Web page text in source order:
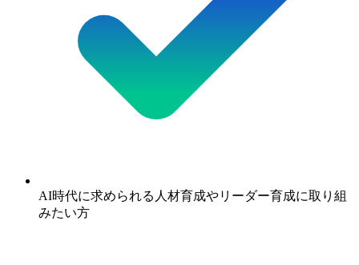
AI時代に求められる人材育成やリーダー育成に取り組
みたい方